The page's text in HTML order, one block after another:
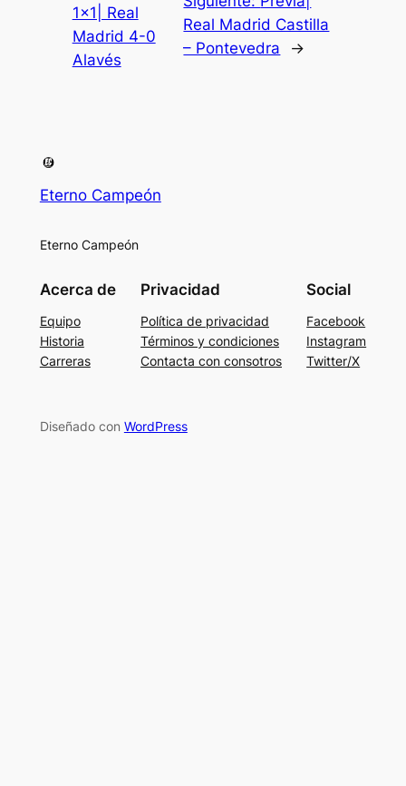
1×1| Real
Madrid 4-0
Alavés
Real Madrid Castilla
– Pontevedra
→
Eterno Campeón
Eterno Campeón
Acerca de
Equipo
Historia
Carreras
Privacidad
Política de privacidad
Términos y condiciones
Contacta con consotros
Social
Facebook
Instagram
Twitter/X
Diseñado con WordPress